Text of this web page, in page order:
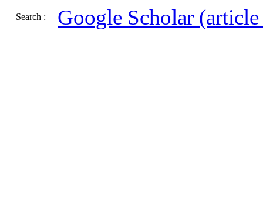
Search : Google Scholar